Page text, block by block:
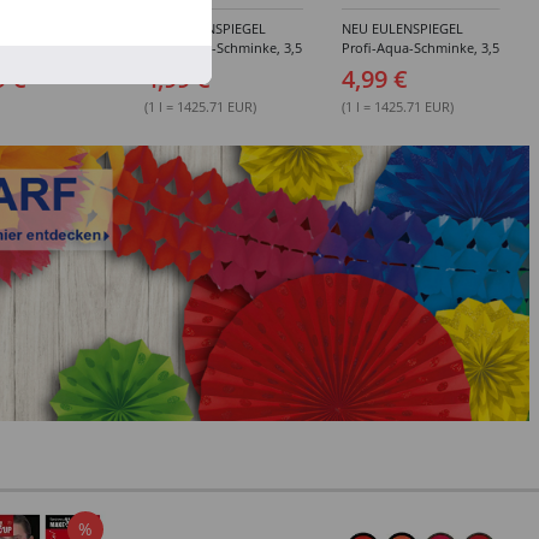
€
NEU EULENSPIEGEL
Profi-Aqua-Schminke, 3,5
Grau-Töne -
Verschiedene Farben
4,99 €
(1 l = 1425.71 EUR)
NEU EULENSPIEGEL
Profi-Aqua-Schminke, 3,5
Verschiedene Farben
4,99 €
(1 l = 1425.71 EUR)
%